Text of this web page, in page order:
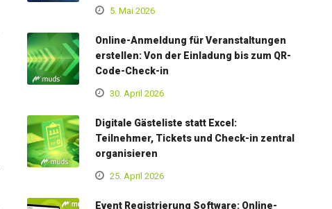
5. Mai 2026
Online-Anmeldung für Veranstaltungen
erstellen: Von der Einladung bis zum QR-
Code-Check-in
30. April 2026
Digitale Gästeliste statt Excel:
Teilnehmer, Tickets und Check-in zentral
organisieren
25. April 2026
Event Registrierung Software: Online-